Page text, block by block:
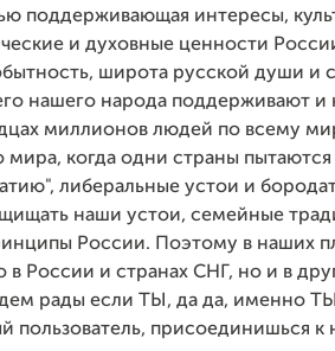
поддерживающая интересы,
и духовные ценности
широта русской души и
нашего народа поддерживают и
миллионов людей по всему
когда одни страны пытаются
либеральные устои и
наши устои, семейные
России. Поэтому в наших
в России и странах СНГ, но и в
рады если ТЫ, да да, именно
пользователь, присоединишься к